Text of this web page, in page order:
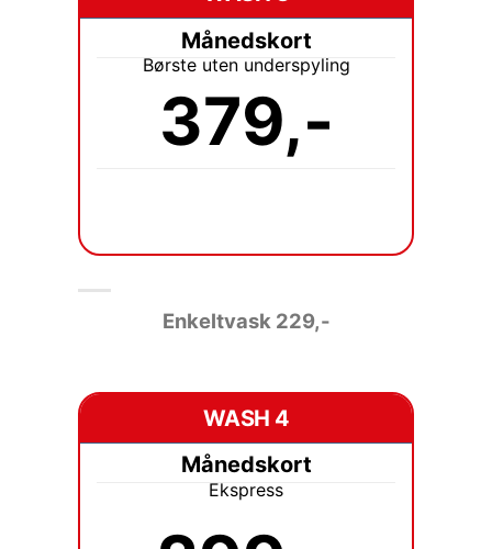
Månedskort
Børste uten underspyling
379,-
Enkeltvask 229,-
WASH 4
Månedskort
Ekspress